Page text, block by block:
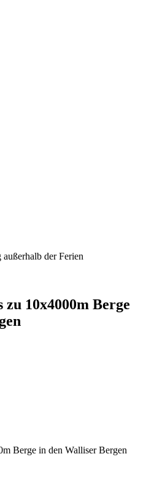
der Ferien
zu 10x4000m Berge
Berge in den Walliser Bergen